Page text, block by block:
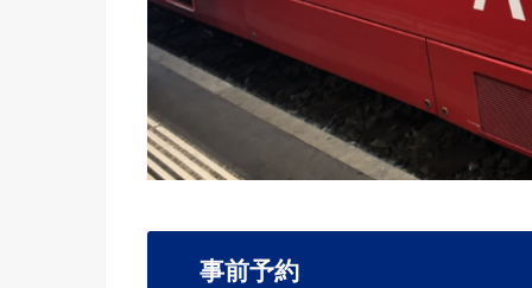
事前予約